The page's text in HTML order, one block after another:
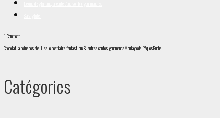
1 Comment
ChocolatLa reine des abeillesLe bestiaire fantastique & autres contes gourmandsMoulage de PâquesRuche
Catégories